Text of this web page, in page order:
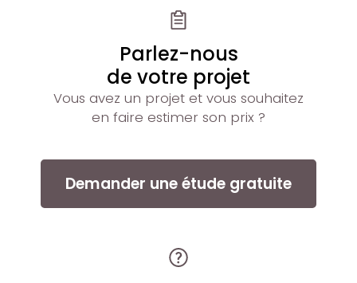
Parlez-nous
de votre projet
Vous avez un projet et vous souhaitez
en faire estimer son prix ?
Demander une étude gratuite